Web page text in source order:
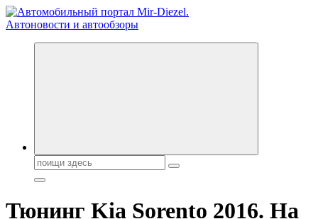
Справочник автомобилиста. Обзор новинок популярных
Поиск:
Тюнинг Kia Sorento 2016. На